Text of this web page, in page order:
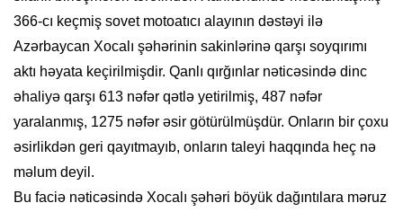
366-cı keçmiş sovet motoatıcı alayının dəstəyi ilə
Azərbaycan Xocalı şəhərinin sakinlərinə qarşı soyqırımı
aktı həyata keçirilmişdir. Qanlı qırğınlar nəticəsində dinc
əhaliyə qarşı 613 nəfər qətlə yetirilmiş, 487 nəfər
yaralanmış, 1275 nəfər əsir götürülmüşdür. Onların bir çoxu
əsirlikdən geri qayıtmayıb, onların taleyi haqqında heç nə
məlum deyil.
Bu faciə nəticəsində Xocalı şəhəri böyük dağıntılara məruz